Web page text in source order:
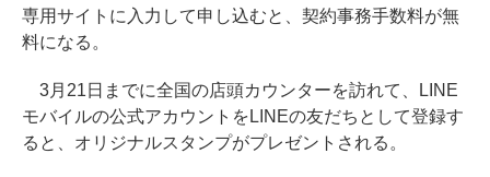
専用サイトに入力して申し込むと、契約事務手数料が無
料になる。
3月21日までに全国の店頭カウンターを訪れて、LINE
モバイルの公式アカウントをLINEの友だちとして登録す
ると、オリジナルスタンプがプレゼントされる。